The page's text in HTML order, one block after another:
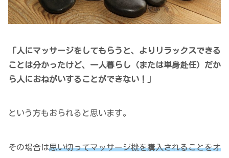
「人にマッサージをしてもらうと、よりリラックスできる
ことは分かったけど、一人暮らし（または単身赴任）だか
ら人におねがいすることができない！」
という方もおられると思います。
その場合は思い切ってマッサージ機を購入されることをオ